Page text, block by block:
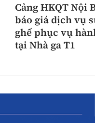
Cảng HKQT Nội
báo giá dịch vụ
ghế phục vụ
tại Nhà ga T1